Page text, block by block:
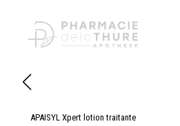
APAISYL Xpert lotion traitante